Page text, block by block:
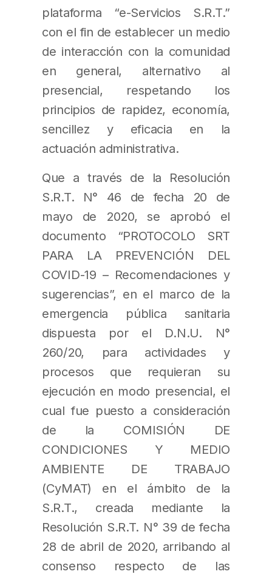
plataforma “e-Servicios S.R.T.”
con el fin de establecer un medio
de interacción con la comunidad
en general, alternativo al
presencial, respetando los
principios de rapidez, economía,
sencillez y eficacia en la
actuación administrativa.
Que a través de la Resolución
S.R.T. N° 46 de fecha 20 de
mayo de 2020, se aprobó el
documento “PROTOCOLO SRT
PARA LA PREVENCIÓN DEL
COVID-19 – Recomendaciones y
sugerencias”, en el marco de la
emergencia pública sanitaria
dispuesta por el D.N.U. N°
260/20, para actividades y
procesos que requieran su
ejecución en modo presencial, el
cual fue puesto a consideración
de la COMISIÓN DE
CONDICIONES Y MEDIO
AMBIENTE DE TRABAJO
(CyMAT) en el ámbito de la
S.R.T., creada mediante la
Resolución S.R.T. N° 39 de fecha
28 de abril de 2020, arribando al
consenso respecto de las